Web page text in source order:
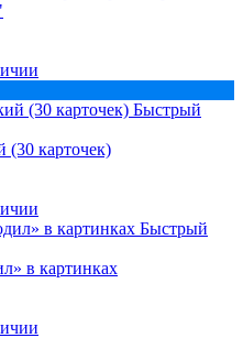
Быстрый
(30 карточек)
Быстрый
в картинках